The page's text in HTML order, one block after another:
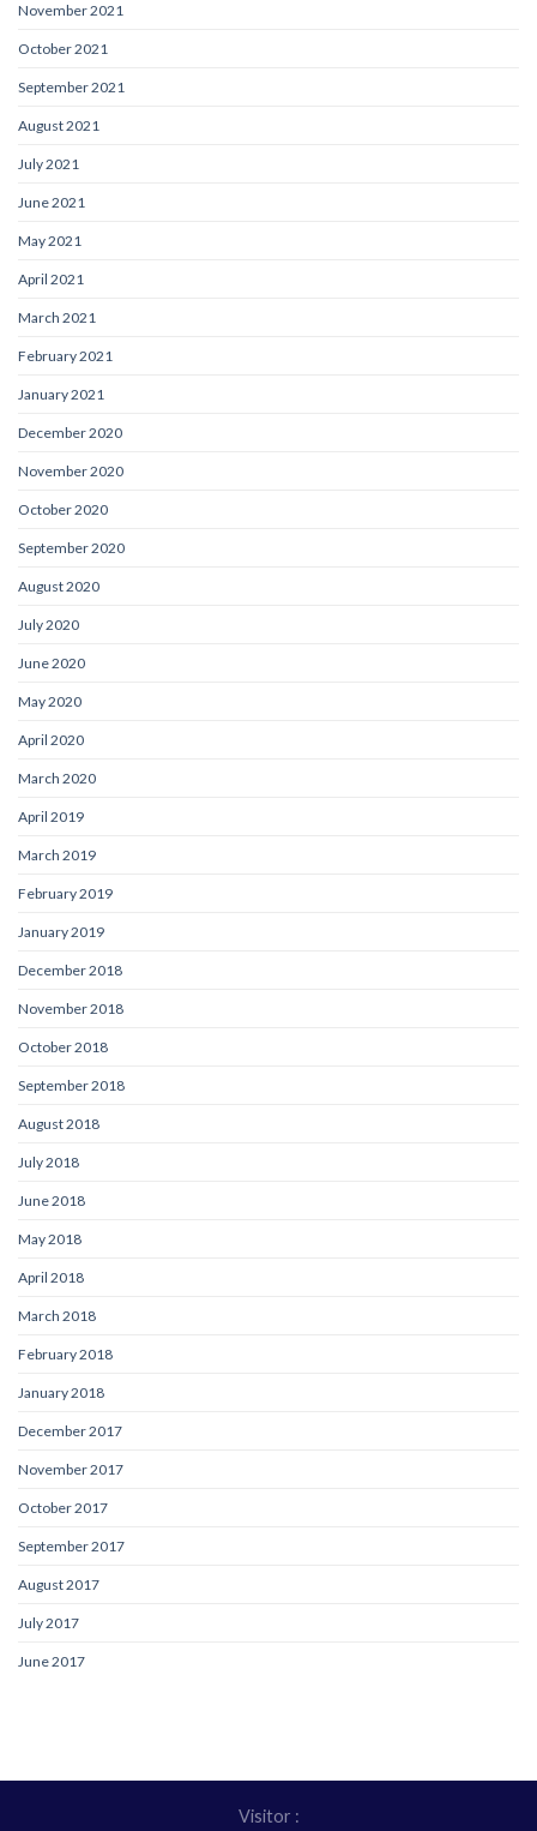
November 2021
October 2021
September 2021
August 2021
July 2021
June 2021
May 2021
April 2021
March 2021
February 2021
January 2021
December 2020
November 2020
October 2020
September 2020
August 2020
July 2020
June 2020
May 2020
April 2020
March 2020
April 2019
March 2019
February 2019
January 2019
December 2018
November 2018
October 2018
September 2018
August 2018
July 2018
June 2018
May 2018
April 2018
March 2018
February 2018
January 2018
December 2017
November 2017
October 2017
September 2017
August 2017
July 2017
June 2017
Visitor :